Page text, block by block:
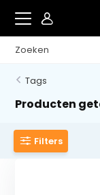
Tags
Producten
Filters